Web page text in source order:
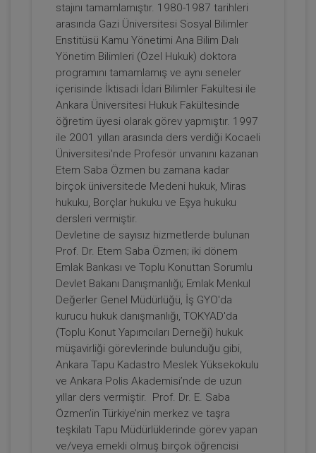
Kamulaştırma Kanunu 10/XIV ve 14/Son
Fıkra Hükümlerinin İptaline Bağlı
Sonuçlar Video Kaydı
ARMAĞANIMIZDIR
Sepete Ekle
Devre Mülk Hakkının Emeklinin Emlak
Vergisi Muafiyetini Kaldırması ve 7464
Sayılı Kanun Uyarınca Günübirlik
Kiralanmasına Dayalı Yanılgılar Video
Eğitimi
300 TL Sepete Ekle
Prof. Dr. Etem Saba ÖZMEN
stajını tamamlamıştır. 1980-1987 tarihleri
arasında Gazi Üniversitesi Sosyal Bilimler
Enstitüsü Kamu Yönetimi Ana Bilim Dalı
Yönetim Bilimleri (Özel Hukuk) doktora
programını tamamlamış ve aynı seneler
içerisinde İktisadi İdari Bilimler Fakültesi ile
Ankara Üniversitesi Hukuk Fakültesinde
öğretim üyesi olarak görev yapmıştır. 1997
ile 2001 yılları arasında ders verdiği Kocaeli
Üniversitesi'nde Profesör unvanını kazanan
Etem Saba Özmen bu zamana kadar
birçok üniversitede Medeni hukuk, Miras
hukuku, Borçlar hukuku ve Eşya hukuku
dersleri vermiştir.
Devletine de sayısız hizmetlerde bulunan
Prof. Dr. Etem Saba Özmen; iki dönem
Emlak Bankası ve Toplu Konuttan Sorumlu
Devlet Bakanı Danışmanlığı; Emlak Menkul
Değerler Genel Müdürlüğü, İş GYO'da
kurucu hukuk danışmanlığı, TOKYAD'da
(Toplu Konut Yapımcıları Derneği) hukuk
müşavirliği görevlerinde bulunduğu gibi,
Ankara Tapu Kadastro Meslek Yüksekokulu
ve Ankara Polis Akademisi’nde de uzun
yıllar ders vermiştir. Prof. Dr. E. Saba
Özmen’in Türkiye’nin merkez ve taşra
teşkilatı Tapu Müdürlüklerinde görev yapan
ve/veya emekli olmuş birçok öğrencisi